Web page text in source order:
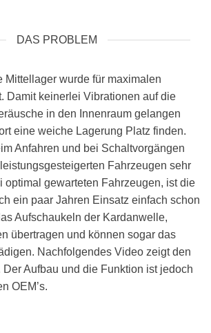
DAS PROBLEM
Mittellager wurde für maximalen
Damit keinerlei Vibrationen auf die
in den Innenraum gelangen
eine weiche Lagerung Platz finden.
Anfahren und bei Schaltvorgängen
Fahrzeugen sehr
optimal gewarteten Fahrzeugen, ist die
ein paar Jahren Einsatz einfach schon
Aufschaukeln der Kardanwelle,
übertragen und können sogar das
Nachfolgendes Video zeigt den
Aufbau und die Funktion ist jedoch
OEM’s.